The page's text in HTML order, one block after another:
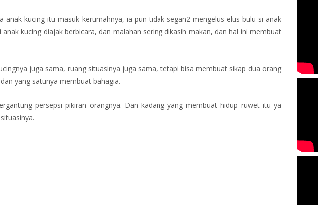
anak kucing itu masuk kerumahnya, ia pun tidak segan2 mengelus elus bulu si anak
kucing diajak berbicara, dan malahan sering dikasih makan, dan hal ini membuat
juga sama, ruang situasinya juga sama, tetapi bisa membuat sikap dua orang
yang satunya membuat bahagia.
persepsi pikiran orangnya. Dan kadang yang membuat hidup ruwet itu ya